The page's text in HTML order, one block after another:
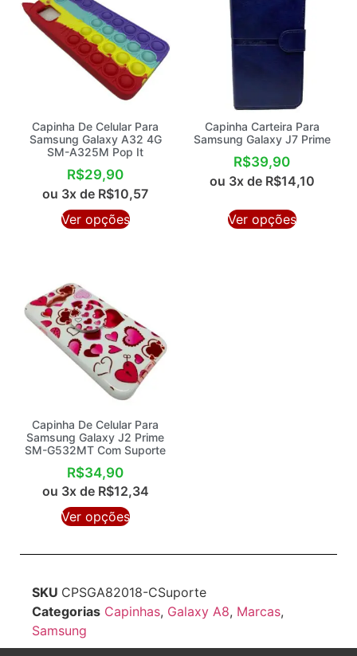
Capinha De Celular Para
Samsung Galaxy A32 4G
SM-A325M Pop It
R$29,90
ou 3x de R$10,57
Ver opções
Capinha Carteira Para
Samsung Galaxy J7 Prime
R$39,90
ou 3x de R$14,10
Ver opções
Capinha De Celular Para
Samsung Galaxy J2 Prime
SM-G532MT Com Suporte
R$34,90
ou 3x de R$12,34
Ver opções
SKU CPSGA82018-CSuporte
Categorias Capinhas, Galaxy A8, Marcas,
Samsung